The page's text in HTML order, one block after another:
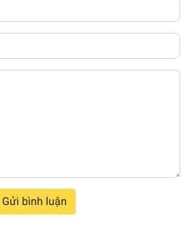
Gửi bình luận